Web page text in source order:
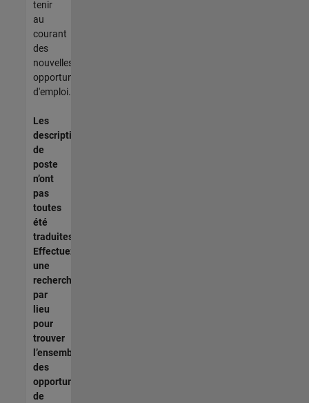
tenir
au
courant
des
nouvelles
opportunités
d'emploi.
Les
descriptions
de
poste
n’ont
pas
toutes
été
traduites.
Effectuez
une
recherche
par
lieu
pour
trouver
l’ensemble
des
opportunités
de